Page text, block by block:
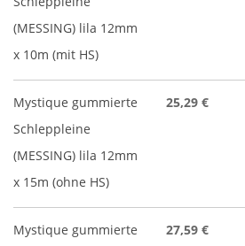
(MESSING) lila 12mm
x 10m (mit HS)
Mystique gummierte
Schleppleine
(MESSING) lila 12mm
x 15m (ohne HS)
25,29 €
Mystique gummierte
27,59 €